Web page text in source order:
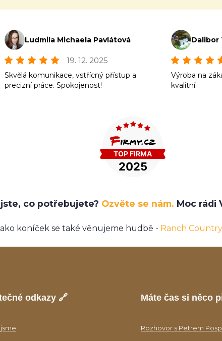
Ludmila Michaela Pavlátová
19. 12. 2025
Skvělá komunikace, vstřícný přístup a
precizní práce. Spokojenost!
Dalibor
Výroba na
kvalitní.
jste, co potřebujete? Ozvěte se nám. Moc rádi
koníček se také věnujeme hudbě - Ranch
odkazy 🔗 Máte čas si něco
Rozhovor s Petrem